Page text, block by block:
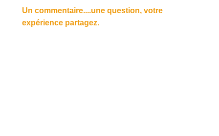
Un commentaire....une question, votre
expérience partagez.